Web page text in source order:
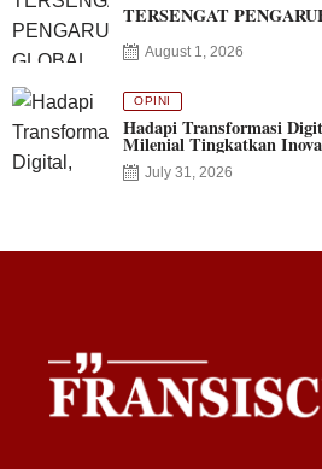
TERSENGAT
August 1, 2026
OPINI
Hadapi Transformasi
Milenial Tingkatkan
July 31, 2026